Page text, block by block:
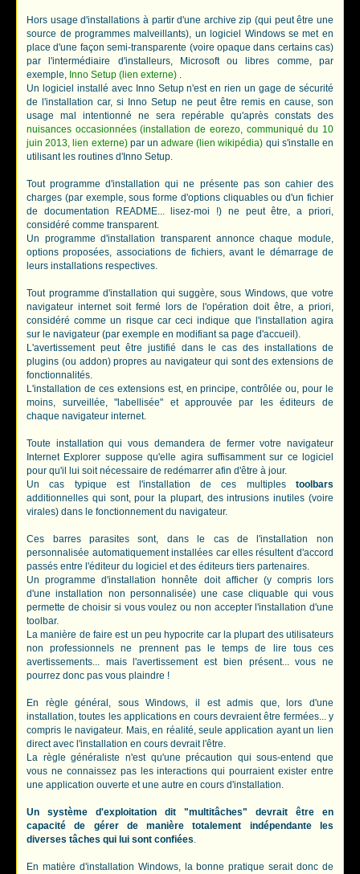
Hors usage d'installations à partir d'une archive zip (qui peut être une
source de programmes malveillants), un logiciel Windows se met en
place d'une façon semi-transparente (voire opaque dans certains cas)
par l'intermédiaire d'installeurs, Microsoft ou libres comme, par
exemple, Inno Setup (lien externe) .
Un logiciel installé avec Inno Setup n'est en rien un gage de sécurité
de l'installation car, si Inno Setup ne peut être remis en cause, son
usage mal intentionné ne sera repérable qu'après constats des
nuisances occasionnées (installation de eorezo, communiqué du 10
juin 2013, lien externe)par unadware (lien wikipédia) qui s'installe en
utilisant les routines d'Inno Setup.
Tout programme d'installation qui ne présente pas son cahier des
charges (par exemple, sous forme d'options cliquables ou d'un fichier
de documentation README... lisez-moi !) ne peut être, a priori,
considéré comme transparent.
Un programme d'installation transparent annonce chaque module,
options proposées, associations de fichiers, avant le démarrage de
leurs installations respectives.
Tout programme d'installation qui suggère, sous Windows, que votre
navigateur internet soit fermé lors de l'opération doit être, a priori,
considéré comme un risque car ceci indique que l'installation agira
sur le navigateur (par exemple en modifiant sa page d'accueil).
L'avertissement peut être justifié dans le cas des installations de
plugins (ou addon) propres au navigateur qui sont des extensions de
fonctionnalités.
L'installation de ces extensions est, en principe, contrôlée ou, pour le
moins, surveillée, "labellisée" et approuvée par les éditeurs de
chaque navigateur internet.
Toute installation qui vous demandera de fermer votre navigateur
Internet Explorer suppose qu'elle agira suffisamment sur ce logiciel
pour qu'il lui soit nécessaire de redémarrer afin d'être à jour.
Un cas typique est l'installation de ces multiples toolbars
additionnelles qui sont, pour la plupart, des intrusions inutiles (voire
virales) dans le fonctionnement du navigateur.
Ces barres parasites sont, dans le cas de l'installation non
personnalisée automatiquement installées car elles résultent d'accord
passés entre l'éditeur du logiciel et des éditeurs tiers partenaires.
Un programme d'installation honnête doit afficher (y compris lors
d'une installation non personnalisée) une case cliquable qui vous
permette de choisir si vous voulez ou non accepter l'installation d'une
toolbar.
La manière de faire est un peu hypocrite car la plupart des utilisateurs
non professionnels ne prennent pas le temps de lire tous ces
avertissements... mais l'avertissement est bien présent... vous ne
pourrez donc pas vous plaindre !
En règle général, sous Windows, il est admis que, lors d'une
installation, toutes les applications en cours devraient être fermées... y
compris le navigateur. Mais, en réalité, seule application ayant un lien
direct avec l'installation en cours devrait l'être.
La règle généraliste n'est qu'une précaution qui sous-entend que
vous ne connaissez pas les interactions qui pourraient exister entre
une application ouverte et une autre en cours d'installation.
Un système d'exploitation dit "multitâches" devrait être en
capacité de gérer de manière totalement indépendante les
diverses tâches qui lui sont confiées.
En matière d'installation Windows, la bonne pratique serait donc de